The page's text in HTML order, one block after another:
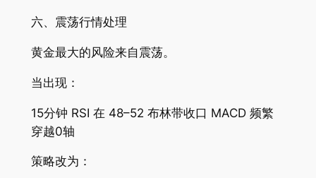
六、震荡行情处理
黄金最大的风险来自震荡。
当出现：
15分钟 RSI 在 48–52 布林带收口 MACD 频繁
穿越0轴
策略改为：